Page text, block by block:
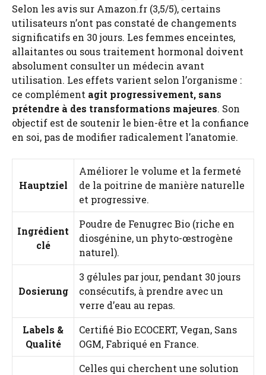
Selon les avis sur Amazon.fr (3,5/5), certains
utilisateurs n’ont pas constaté de changements
significatifs en 30 jours. Les femmes enceintes,
allaitantes ou sous traitement hormonal doivent
absolument consulter un médecin avant
utilisation. Les effets varient selon l’organisme :
ce complément agit progressivement, sans
prétendre à des transformations majeures. Son
objectif est de soutenir le bien-être et la confiance
en soi, pas de modifier radicalement l’anatomie.
Hauptziel
Améliorer le volume et la fermeté
de la poitrine de manière naturelle
et progressive.
Ingrédient
clé
Poudre de Fenugrec Bio (riche en
diosgénine, un phyto-œstrogène
naturel).
Dosierung
3 gélules par jour, pendant 30 jours
consécutifs, à prendre avec un
verre d’eau au repas.
Labels &
Qualité
Certifié Bio ECOCERT, Vegan, Sans
OGM, Fabriqué en France.
Celles qui cherchent une solution